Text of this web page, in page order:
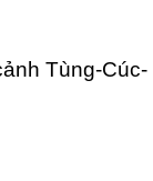
Tùng-Cúc-